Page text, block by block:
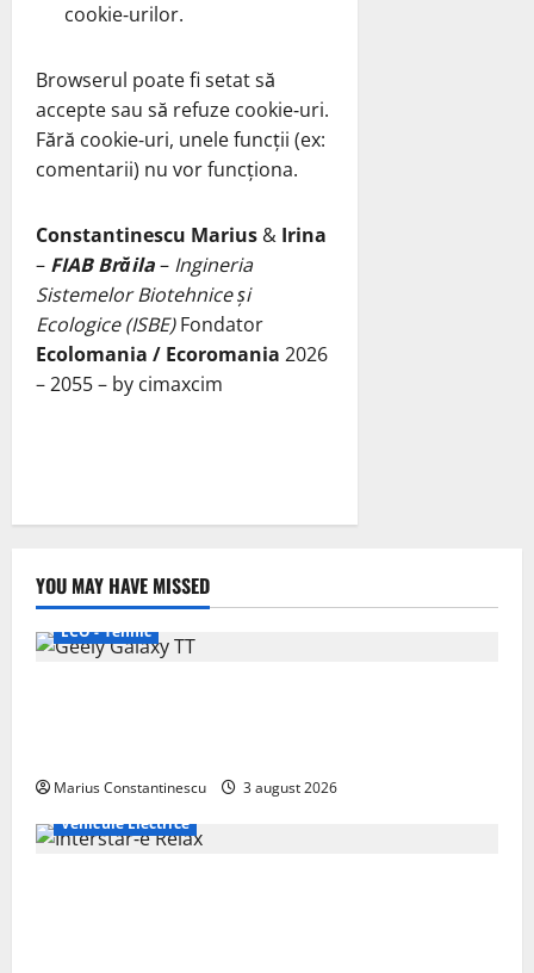
cookie‑urilor.
Browserul poate fi setat să
accepte sau să refuze cookie‑uri.
Fără cookie‑uri, unele funcții (ex:
comentarii) nu vor funcționa.
Constantinescu Marius & Irina
– FIAB Brăila– Ingineria
Sistemelor Biotehnice și
Ecologice (ISBE)Fondator
Ecolomania / Ecoromania 2026
– 2055 – by cimaxcim
YOU MAY HAVE MISSED
ECO - Tehnic
Marius Constantinescu
3 august 2026
Vehicule Electrice